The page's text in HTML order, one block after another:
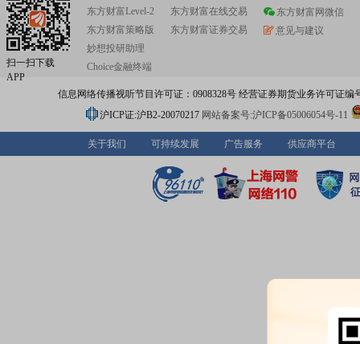
扫一扫下载
APP
东方财富Level-2
东方财富策略版
妙想投研助理
Choice金融终端
东方财富在线交易
东方财富证券交易
东方财富网微信
意见与建议
信息网络传播视听节目许可证：0908328号 经营证券期货业务许可证编
沪ICP证:沪B2-20070217 网站备案号:沪ICP备05006054号-11
关于我们 可持续发展 广告服务 供应商平台